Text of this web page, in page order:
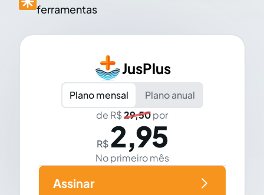
ferramentas
JusPlus
Plano mensal
Plano anual
de R$29,50por
R$ 2,95
No primeiro mês
Assinar